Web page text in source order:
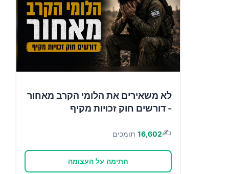
לא משאירים את הלומי הקרב מאחור
- דורשים חוק זכויות מקיף
✍️
16,602 תומכים
חתימה על העצומה